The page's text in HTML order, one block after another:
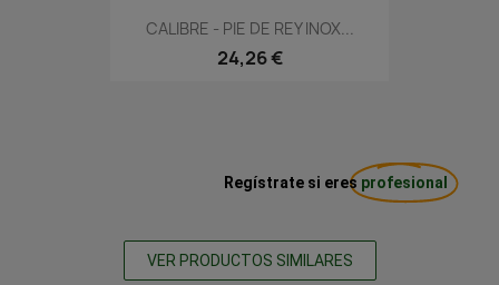
CALIBRE - PIE DE REY INOX...
24,26 €
Regístrate si eres profesional
VER PRODUCTOS SIMILARES